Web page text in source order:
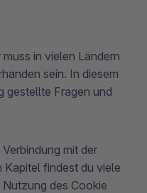
in vielen Ländern
sein. In diesem
gestellte Fragen und
mit der
Kapitel findest du viele
des Cookie